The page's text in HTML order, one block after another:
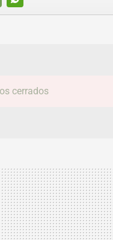
WHATSAPP
cerrados